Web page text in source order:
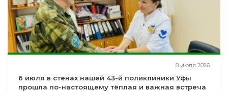
8 июля 2026
6 июля в стенах нашей 43-й поликлиники Уфы
прошла по-настоящему тёплая и важная встреча